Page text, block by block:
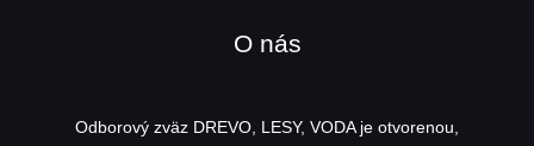
O nás
Odborový zväz DREVO, LESY, VODA je otvorenou,